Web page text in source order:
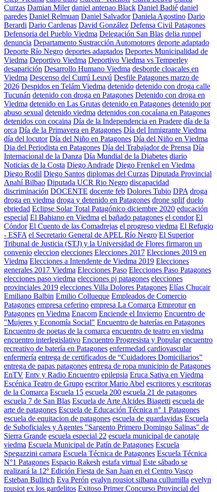
Curzas Damian Miler daniel antenao Black Daniel Badié daniel
paredes Daniel Relmuan Daniel Salvador Daniela Agostino Dario
Berardi Dario Cardenas David González Defensa Civil Patagones
Defensoria del Pueblo Viedma Delegación San Blas delia ruppel
denuncia Departamento Sustracción Automotores deporte adaptado
Deporte Río Negro deportes adaptados Deportes Municipalidad de
Viedma Deportivo Viedma Deportivo Viedma vs Temperley
desaparición Desarrollo Humano Viedma desborde cloacales en
Viedma Descenso del Currú Leuvú Desfile Patagones marzo de
2026 Despidos en Telám Viedma detenido detenido con droga calle
Tucunán detenido con droga en Patagones Detenido con droga en
Viedma detenido en Las Grutas detenido en Patagones detenido por
abuso sexual detenido viedma detenidos con cocaíana en Patagones
detenidos con cocaina Día de la Independencia en Pradere día de la
orca Día de la Primavera en Patagones Día del Inmigrante Viedma
día del locutor Día del Niño en Patagones Día del Niño en Viedma
Dia del Periodista en Patagones Día del Trabajador de Prensa Día
Internacional de la Danza Día Mundial de la Diabetes diario
Noticias de la Costa Diego Andrade Diego Frenkel en Viedma
Diego Rodil Diego Santos diplomas del Curzas Diputada Provincial
Anahí Bilbao Diputada UCR Rio Negro discapacidad
discriminación DOCENTE docente feb Dolores Tubio DPA droga
droga en viedma droga y detenido en Patagones drone splif duelo
ebriedad Eclipse Solar Total Patagónico diciembre 2020 educación
especial El Bahiano en Viedma el bañado patagones el condor El
Cóndor El Cuento de las Comadrejas el progreso viedma El Refugio
- ESFA el Secretario General de APEL Río Negro El Superior
Tribunal de Justicia (STJ) y la Universidad de Flores firmaron un
convenio eleccion elecciones Elecciones 2017 Elecciones 2019 en
Viedma Elecciones a Intendente de Viedma 2019 Elecciones
generales 2017 Viedma Elecciones Paso Elecciones Paso Patagones
elecciones paso viedma elecciones pj patagones elecciones
provinciales 2019 elecciones Villa Dolores Patagones Elías Chucair
Emiliano Balbin Emilio Collueque Empleados de Comercio
Patagones empresa ceferino empresa La Comarca Emprotur en
Patagones en Viedma Enacom Enciende el Invierno Encuentro de
"Mujeres y Economía Social" Encuentro de baterías en Patagones
Encuentro de poetas de la comarca encuentro de teatro en viedma
encuentro interlegislativo Encuentro Progresista y Popular encuentro
recreativo de batería en Patagones enfermedad cardiovascular
enfermería entrega de certificados de “Cuidadores Domiciliarios”
entrega de papas patagones entrega de ropa municipio de Patagones
EnTV Entv y Radio Encuentro epilepsia Eruca Sativa en Viedma
Escénica Teatro de Grupo escritor Mario Abel escritores y escritoras
de la Comarca Escuela 15 escuela 200 escuela 21 de patagones
escuela 7 de San Blas Escuela de Arte Alcides Biagetti escuela de
arte de patagones Escuela de Educación Técnica n° 1 Patagones
escuela de equitacion de patagones escuela de guardavidas Escuela
de Suboficiales y Agentes "Sargento Primero Domingo Salinas" de
Sierra Grande escuela especial 22 escuela municipal de canotaje
viedma Escuela Municipal de Patín de Patagones Escuela
Spegazzini camara Escuela Técnica de Patagones Escuela Técnica
N°1 Patagones Espacio Rakesh estafa virtual Este sábado se
realizará la 12º Edición Fiesta de San Juan en el Centro Vasco
Esteban Bullrich Eva Perón evalyn rousiot silbana cullumilla evelyn
rousiot ex los gardelitos Exitoso Primer Concurso Provincial del